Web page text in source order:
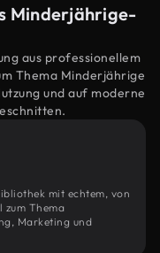
Minderjährige-
aus professionellem
Thema Minderjährige
und auf moderne
mit echtem, von
zum Thema
Marketing und